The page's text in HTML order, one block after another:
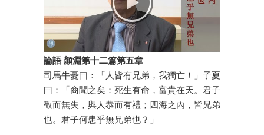
論語 顏淵第十二篇第五章
司馬牛憂曰：「人皆有兄弟，我獨亡！」子夏
曰：「商聞之矣：死生有命，富貴在天。君子
敬而無失，與人恭而有禮；四海之內，皆兄弟
也。君子何患乎無兄弟也？」